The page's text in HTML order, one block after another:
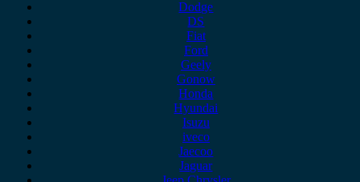
Dodge
DS
Fiat
Ford
Geely
Gonow
Honda
Hyundai
Isuzu
iveco
Jaecoo
Jaguar